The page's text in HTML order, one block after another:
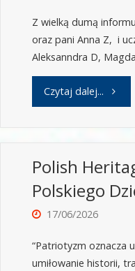
Z wielką dumą
oraz pani Anna Z, i
Aleksanndra D,
Czytaj dalej...
Polish
Polskiego
17/06/2026
“Patriotyzm oznacza
umiłowanie historii,